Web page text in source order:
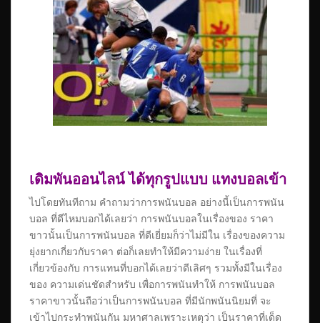
เดิมพันออนไลน์ ได้ทุกรูปแบบ แทงบอลเข้า
ไปโดยทันทีถาม คำถามว่าการพนันบอล อย่างนี้เป็นการพนัน
บอล ที่ดีไหมบอกได้เลยว่า การพนันบอลในเรื่องของ ราคา
ขาวนั้นเป็นการพนันบอล ที่ดีเยี่ยมก็ว่าไม่มีใน เรื่องของความ
ยุ่งยากเกี่ยวกับราคา ต่อก็เลยทำให้มีความง่าย ในเรื่องที่
เกี่ยวข้องกับ การแทนที่บอกได้เลยว่าดีเลิศๆ รวมทั้งมีในเรื่อง
ของ ความเด่นชัดสำหรับ เพื่อการพนันทำให้ การพนันบอล
ราคาขาวนั้นถือว่าเป็นการพนันบอล ที่มีนักพนันนิยมที่ จะ
เข้าไปกระทำพนันกัน มหาศาลเพราะเหตุว่า เป็นราคาที่เด็ด